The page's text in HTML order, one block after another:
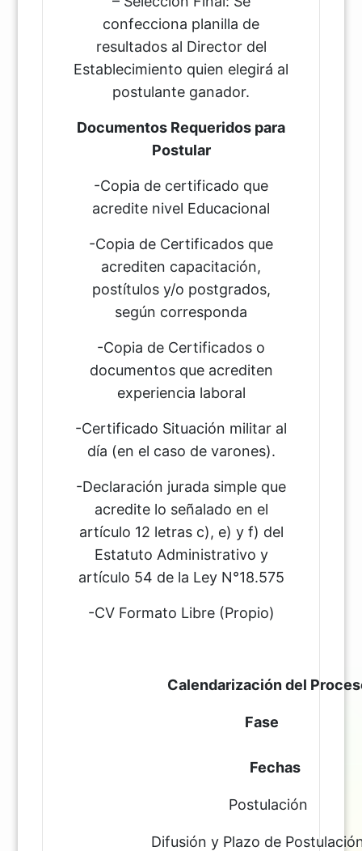
confecciona planilla de
resultados al Director del
Establecimiento quien elegirá al
postulante ganador.
Documentos Requeridos para
Postular
-Copia de certificado que
acredite nivel Educacional
-Copia de Certificados que
acrediten capacitación,
postítulos y/o postgrados,
según corresponda
-Copia de Certificados o
documentos que acrediten
experiencia laboral
-Certificado Situación militar al
día (en el caso de varones).
-Declaración jurada simple que
acredite lo señalado en el
artículo 12 letras c), e) y f) del
Estatuto Administrativo y
artículo 54 de la Ley N°18.575
-CV Formato Libre (Propio)
Calendarización del
Fase
Fechas
Postulación
Difusión y Plazo de